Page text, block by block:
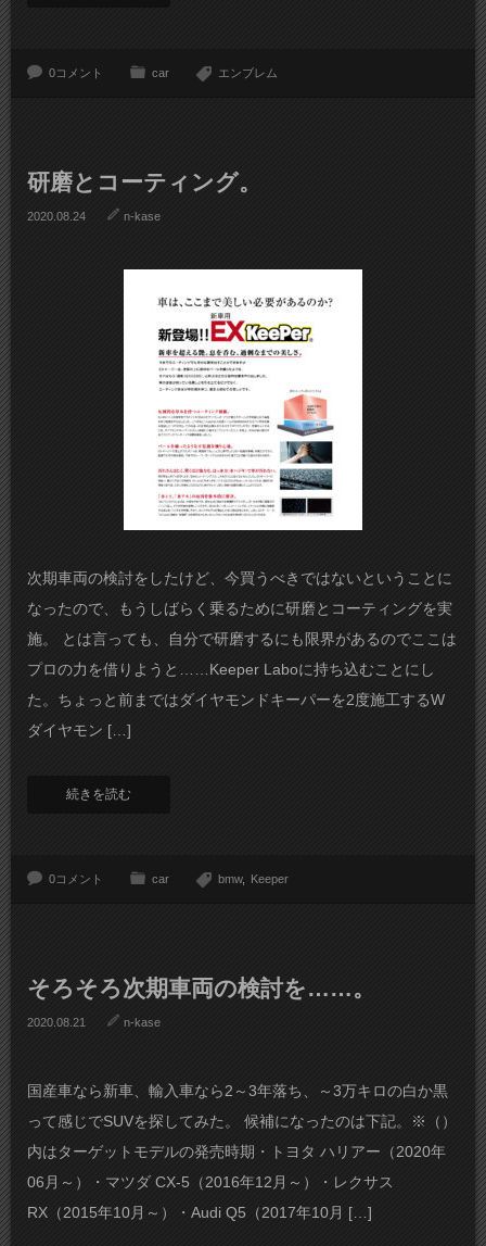
0コメント car エンブレム
研磨とコーティング。
2020.08.24 n-kase
次期車両の検討をしたけど、今買うべきではないということに
なったので、もうしばらく乗るために研磨とコーティングを実
施。 とは言っても、自分で研磨するにも限界があるのでここは
プロの力を借りようと……Keeper Laboに持ち込むことにし
た。ちょっと前まではダイヤモンドキーパーを2度施工するW
ダイヤモン […]
続きを読む
0コメント car bmw Keeper
そろそろ次期車両の検討を……。
2020.08.21 n-kase
国産車なら新車、輸入車なら2～3年落ち、～3万キロの白か黒
って感じでSUVを探してみた。 候補になったのは下記。※（）
内はターゲットモデルの発売時期・トヨタ ハリアー（2020年
06月～）・マツダ CX-5（2016年12月～）・レクサス
RX（2015年10月～）・Audi Q5（2017年10月 […]